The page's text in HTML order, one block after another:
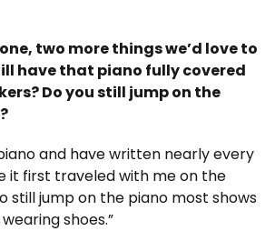
two more things we’d love to
have that piano fully covered
Do you still jump on the
and have written nearly every
it first traveled with me on the
still jump on the piano most shows
shoes.”